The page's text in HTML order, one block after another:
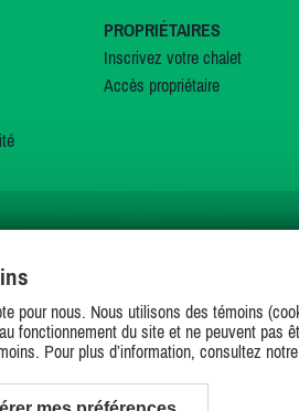
PROPRIÉTAIRES
Inscrivez votre chalet
Accès propriétaire
SUIVEZ-NOUS SUR
pour nous. Nous utilisons des témoins
fonctionnement du site et ne peuvent pas
Pour plus d’information, consultez notre